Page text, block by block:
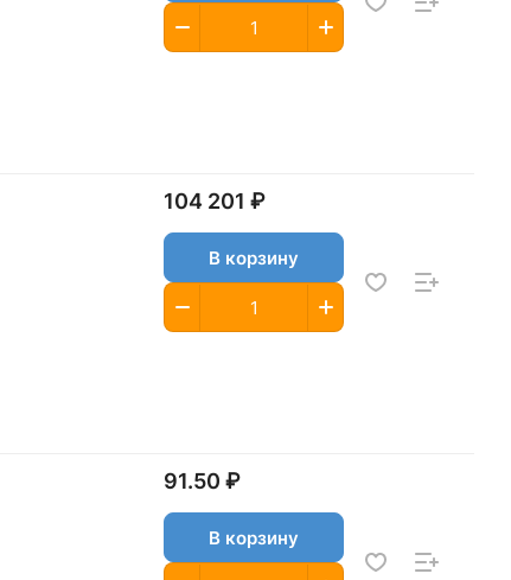
104 201 ₽
В корзину
91.50 ₽
В корзину